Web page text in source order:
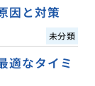
因と対策
未分類
適なタイミ